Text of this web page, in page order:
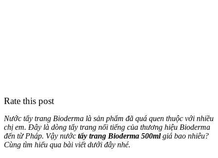
Rate this post
Nước tẩy trang Bioderma là sản phẩm đã quá quen thuộc với nhiều
chị em. Đây là dòng tẩy trang nổi tiếng của thương hiệu Bioderma
đến từ Pháp. Vậy nước tẩy trang Bioderma 500mlgiá bao nhiêu?
Cùng tìm hiểu qua bài viết dưới đây nhé.